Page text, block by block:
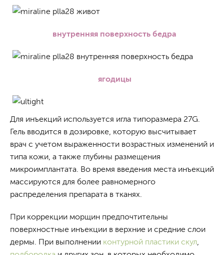
внутренняя поверхность бедра
ягодицы
Для инъекций используется игла типоразмера 27G.
Гель вводится в дозировке, которую высчитывает
врач с учетом выраженности возрастных изменений и
типа кожи, а также глубины размещения
микроимплантата. Во время введения места инъекций
массируются для более равномерного
распределения препарата в тканях.
При коррекции морщин предпочтительны
поверхностные инъекции в верхние и средние слои
дермы. При выполнении контурной пластики скул